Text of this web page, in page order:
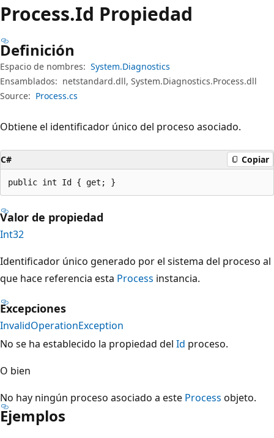
Process.Id Propiedad
Definición
Espacio de nombres: System.Diagnostics
Ensamblados: netstandard.dll, System.Diagnostics.Process.dll
Source: Process.cs
Obtiene el identificador único del proceso asociado.
C# Copiar
public int Id { get; }
Valor de propiedad
Int32
Identificador único generado por el sistema del proceso al
que hace referencia esta Process instancia.
Excepciones
InvalidOperationException
No se ha establecido la propiedad del Id proceso.
O bien
No hay ningún proceso asociado a este Process objeto.
Ejemplos